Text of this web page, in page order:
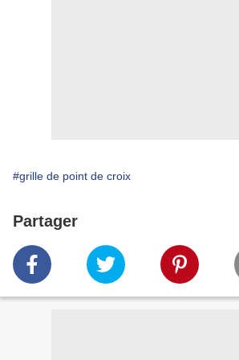
#grille de point de croix
Partager